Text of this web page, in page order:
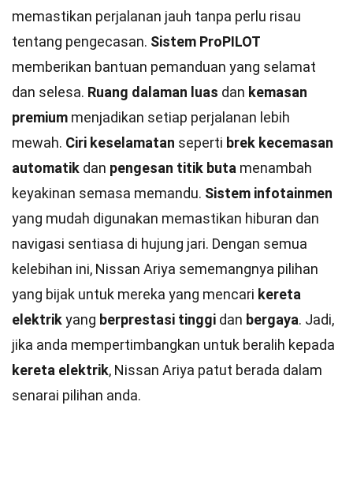
memastikan perjalanan jauh tanpa perlu risau
tentang pengecasan. Sistem ProPILOT
memberikan bantuan pemanduan yang selamat
dan selesa. Ruang dalaman luas dan kemasan
premium menjadikan setiap perjalanan lebih
mewah. Ciri keselamatan seperti brek kecemasan
automatik dan pengesan titik buta menambah
keyakinan semasa memandu. Sistem infotainmen
yang mudah digunakan memastikan hiburan dan
navigasi sentiasa di hujung jari. Dengan semua
kelebihan ini, Nissan Ariya sememangnya pilihan
yang bijak untuk mereka yang mencari kereta
elektrikyang berprestasi tinggi dan bergaya. Jadi,
jika anda mempertimbangkan untuk beralih kepada
kereta elektrik, Nissan Ariya patut berada dalam
senarai pilihan anda.